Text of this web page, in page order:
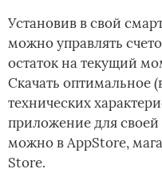
Установив в свой
можно управлять
остаток на текущий
Скачать оптимальное
технических
приложение для
можно в AppStore,
Store.